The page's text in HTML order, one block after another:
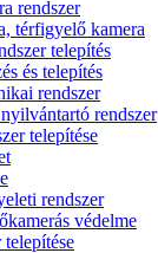
rendszer
térfigyelő kamera
telepítés
és telepítés
rendszer
rendszer
telepítése
rendszer
védelme